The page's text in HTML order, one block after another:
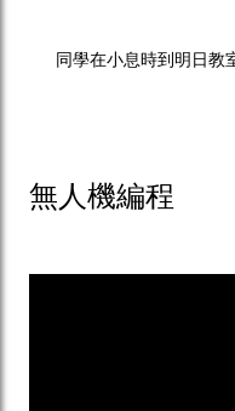
同學在小息時到明日教
無人機編程